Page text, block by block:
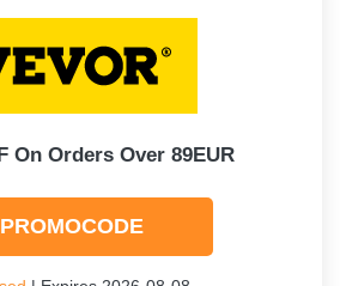
On Orders Over 89EUR
PROMOCODE